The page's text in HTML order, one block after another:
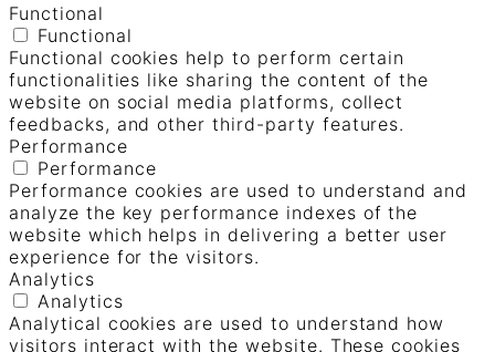
Functional
Functional
Functional cookies help to perform certain
functionalities like sharing the content of the
website on social media platforms, collect
feedbacks, and other third-party features.
Performance
Performance
Performance cookies are used to understand and
analyze the key performance indexes of the
website which helps in delivering a better user
experience for the visitors.
Analytics
Analytics
Analytical cookies are used to understand how
visitors interact with the website. These cookies